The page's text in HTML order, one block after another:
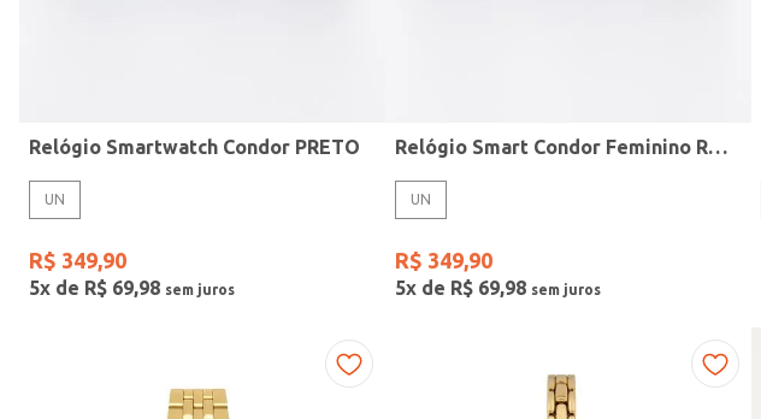
Relógio Smartwatch Condor PRETO
UN
R$ 349,90
5x de R$ 69,98
Relógio Smart Condor Feminino ROSE
UN
R$ 349,90
5x de R$ 69,98